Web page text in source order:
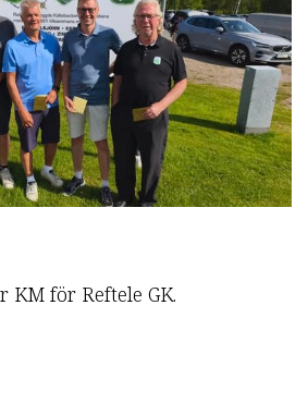
KM för Reftele GK.